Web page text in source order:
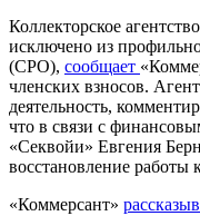
Коллекторское
исключено из
(СРО), сообщает
членских взносов.
деятельность,
что в связи с
«Секвойи» Евгения
восстановление работы
«Коммерсант»